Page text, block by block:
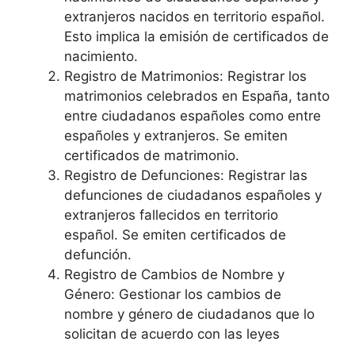
extranjeros nacidos en territorio español.
Esto implica la emisión de certificados de
nacimiento.
Registro de Matrimonios: Registrar los
matrimonios celebrados en España, tanto
entre ciudadanos españoles como entre
españoles y extranjeros. Se emiten
certificados de matrimonio.
Registro de Defunciones: Registrar las
defunciones de ciudadanos españoles y
extranjeros fallecidos en territorio
español. Se emiten certificados de
defunción.
Registro de Cambios de Nombre y
Género: Gestionar los cambios de
nombre y género de ciudadanos que lo
solicitan de acuerdo con las leyes